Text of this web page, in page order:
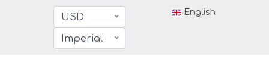
USD
Imperial
English